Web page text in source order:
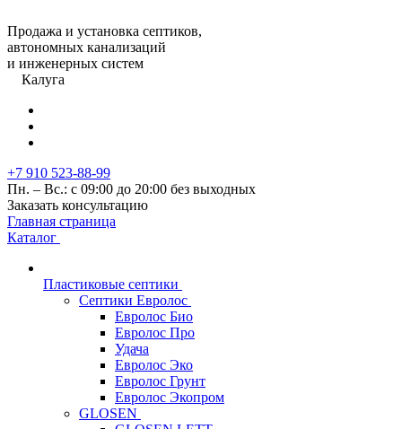
Продажа и установка септиков,
автономных канализаций
и инженерных систем
Калуга
+7 910 523-88-99
Пн. – Вс.: с 09:00 до 20:00 без выходных
Заказать консультацию
Главная страница
Каталог
Пластиковые септики
Септики Евролос
Евролос Био
Евролос Про
Удача
Евролос Эко
Евролос Грунт
Евролос Экопром
GLOSEN